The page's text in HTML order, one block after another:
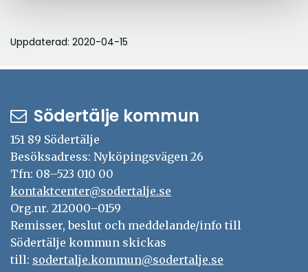
Uppdaterad: 2020-04-15
Södertälje kommun
151 89 Södertälje
Besöksadress: Nyköpingsvägen 26
Tfn: 08–523 010 00
kontaktcenter@sodertalje.se
Org.nr. 212000–0159
Remisser, beslut och meddelande/info till
Södertälje kommun skickas
till: sodertalje.kommun@sodertalje.se